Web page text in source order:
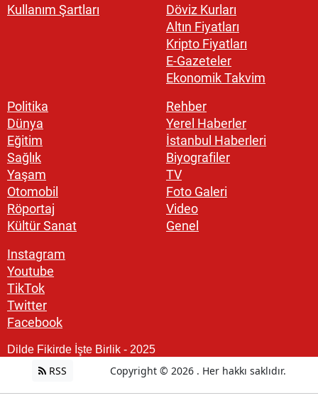
Kullanım Şartları
Döviz Kurları
Altın Fiyatları
Kripto Fiyatları
E-Gazeteler
Ekonomik Takvim
Politika
Dünya
Eğitim
Sağlık
Yaşam
Otomobil
Röportaj
Kültür Sanat
Rehber
Yerel Haberler
İstanbul Haberleri
Biyografiler
TV
Foto Galeri
Video
Genel
Instagram
Youtube
TikTok
Twitter
Facebook
Dilde Fikirde İşte Birlik - 2025
RSS Copyright © 2026 . Her hakkı saklıdır.